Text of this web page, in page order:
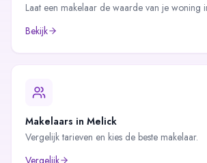
Laat een makelaar de waarde van je woning
Bekijk
Makelaars in Melick
Vergelijk tarieven en kies de beste makelaar.